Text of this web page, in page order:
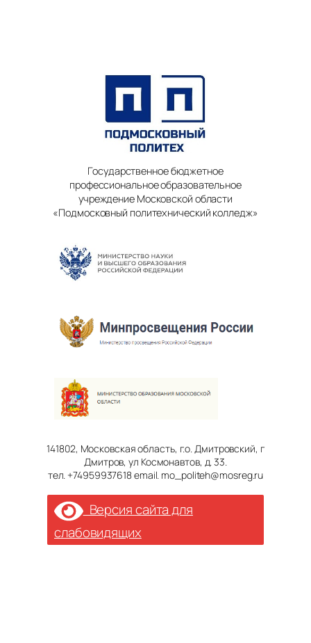
Государственное бюджетное
профессиональное образовательное
учреждение Московской области
«Подмосковный политехнический колледж»
141802, Московская область, г.о. Дмитровский, г
Дмитров, ул Космонавтов, д. 33.
тел. +74959937618 email. mo_politeh@mosreg.ru
Версия сайта для
слабовидящих